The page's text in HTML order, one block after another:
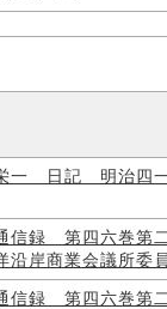
一 日記 明治四
信録 第四六巻第
沿岸商業会議所委
信録 第四六巻第